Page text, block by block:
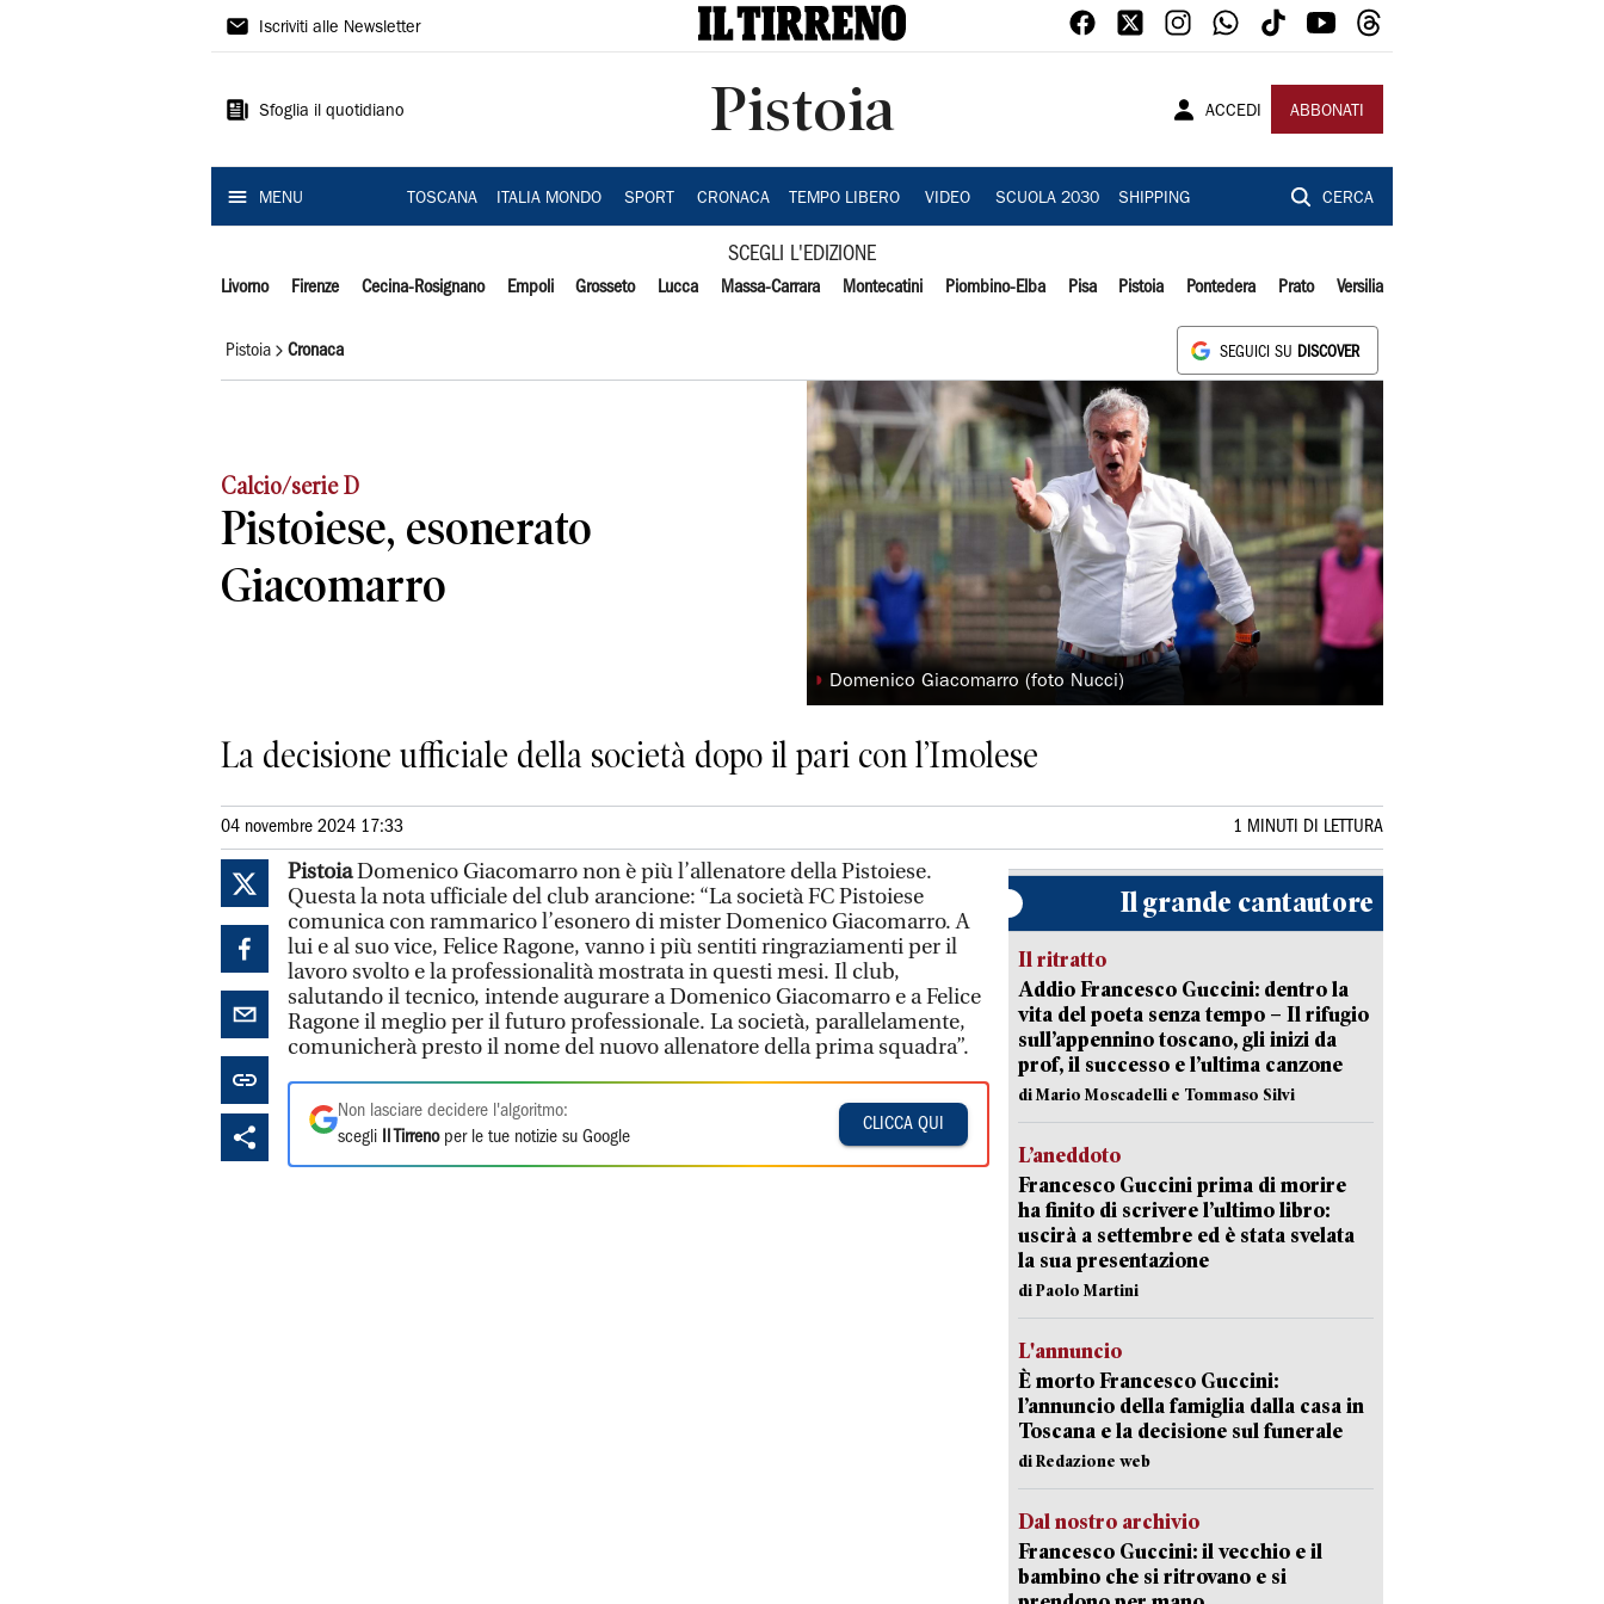
Il
Iscriviti alle Newsletter
Sfoglia il quotidiano Pistoia ACCEDI ABBONATI
MENU TOSCANA ITALIA MONDO SPORT CRONACA TEMPO LIBERO VIDEO SCUOLA 2030 SHIPPING CERCA
SCEGLI L'EDIZIONE
Livorno Firenze Cecina-Rosignano Empoli Grosseto Lucca Massa-Carrara Montecatini Piombino-Elba Pisa Pistoia Pontedera Prato Versilia
Pistoia Cronaca SEGUICI SU DISCOVER
Calcio/serie D
Pistoiese, esonerato
Giacomarro
◗ Domenico Giacomarro (foto Nucci)
La decisione ufficiale della società dopo il pari con l’Imolese
04 novembre 2024 17:33 1 MINUTI DI LETTURA
PistoiaDomenico Giacomarro non è più l’allenatore della Pistoiese.
Questa la nota ufficiale del club arancione: “La società FC Pistoiese
comunica con rammarico l’esonero di mister Domenico Giacomarro. A
lui e al suo vice, Felice Ragone, vanno i più sentiti ringraziamenti per il
lavoro svolto e la professionalità mostrata in questi mesi. Il club,
salutando il tecnico, intende augurare a Domenico Giacomarro e a Felice
Ragone il meglio per il futuro professionale. La società, parallelamente,
comunicherà presto il nome del nuovo allenatore della prima squadra”.
Non lasciare decidere l'algoritmo:
scegli
Il Tirrenoper le tue notizie su Google
CLICCA QUI
Il grande cantautore
Il ritratto
Addio Francesco Guccini: dentro la
vita del poeta senza tempo – Il rifugio
sull’appennino toscano, gli inizi da
prof, il successo e l’ultima canzone
di Mario Moscadelli e Tommaso Silvi
L’aneddoto
Francesco Guccini prima di morire
ha finito di scrivere l’ultimo libro:
uscirà a settembre ed è stata svelata
la sua presentazione
di Paolo Martini
L'annuncio
È morto Francesco Guccini:
l’annuncio della famiglia dalla casa in
Toscana e la decisione sul funerale
di Redazione web
Dal nostro archivio
Francesco Guccini: il vecchio e il
bambino che si ritrovano e si